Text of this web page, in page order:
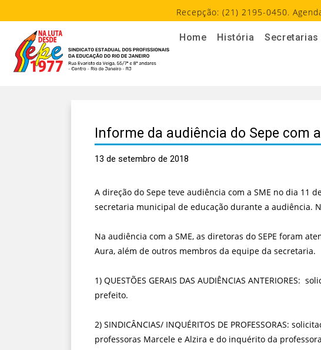
Recepção: (21) 2195-0450.
Home História Secretarias
Informe da audiência do Sepe com
13 de setembro de 2018
A direção do Sepe teve audiência com a SME no dia 11
secretaria municipal de educação durante a audiência.
Na audiência com a SME, as diretoras do SEPE foram
Aura, além de outros membros da equipe da secretaria.
1) QUESTÕES GERAIS DAS AUDIÊNCIAS
prefeito.
2) SINDICÂNCIAS/ INQUÉRITOS DE PROFESSORAS:
professoras Marcele e Alzira e do inquérito da